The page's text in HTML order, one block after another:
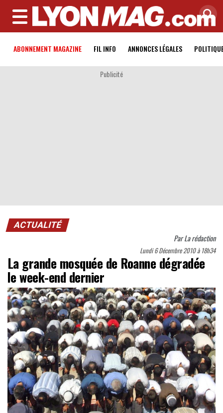
MENU
ABONNEMENT MAGAZINE FIL INFO ANNONCES LÉGALES
Publicité
ACTUALITÉ
ParLa rédaction
Lundi 6 Décembre 2010 à 18h34
La grande mosquée de Roanne dégradée
le week-end dernier